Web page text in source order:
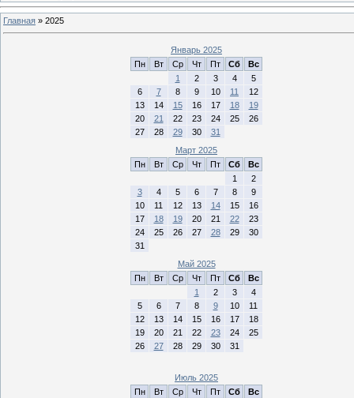
Главная » 2025
Январь 2025
Пн
Вт Ср Чт Пт Сб
Вс
1
2 3 4
5
6
7 8 9 10 11
12
13
14 15 16 17 18
19
20
21 22 23 24 25
26
27
28 29 30
31
Март 2025
Пн
Вт Ср Чт Пт Сб
Вс
1
2
3
4 5 6 7 8
9
10
11 12 13 14 15
16
17
18 19 20 21 22
23
24
25 26 27 28 29
30
31
Май 2025
Пн
Вт Ср Чт Пт Сб
Вс
1
2 3
4
5
6 7 8 9 10
11
12
13 14 15 16 17
18
19
20 21 22 23 24
25
26
27 28 29 30 31
Июль 2025
Пн
Вт Ср Чт Пт Сб
Вс